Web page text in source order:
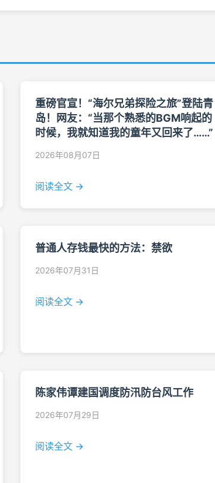
重磅官宣！“海尔兄弟探险之旅”登陆青
岛！网友：“当那个熟悉的BGM响起的
时候，我就知道我的童年又回来了……”
2026年08月07日
阅读全文 →
普通人存钱最快的方法：禁欲
2026年07月31日
阅读全文 →
陈家伟谭建国调度防汛防台风工作
2026年07月29日
阅读全文 →